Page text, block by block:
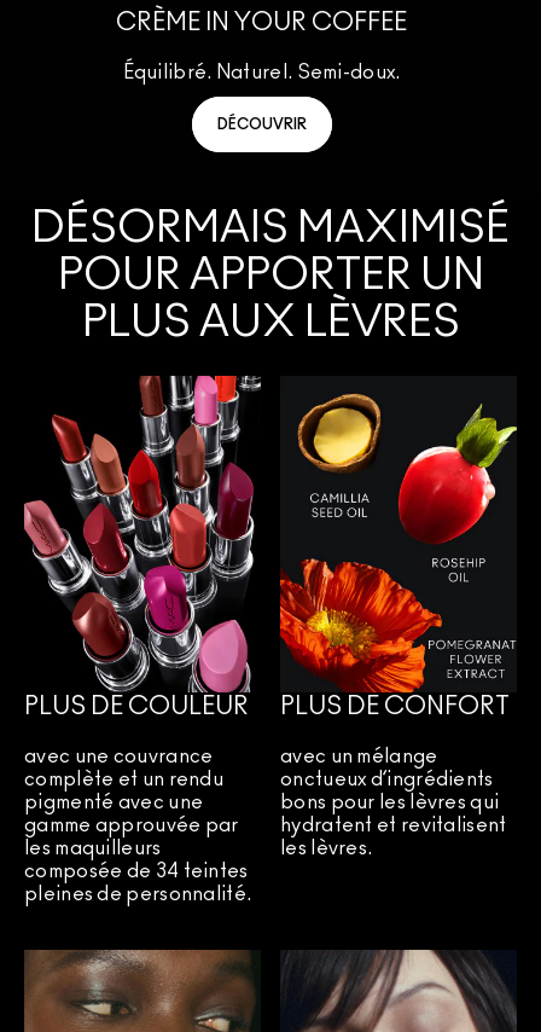
CRÈME IN YOUR COFFEE
Équilibré. Naturel. Semi-doux.
DÉCOUVRIR
DÉSORMAIS MAXIMISÉ
POUR APPORTER UN
PLUS AUX LÈVRES
PLUS DE COULEUR
avec une couvrance
complète et un rendu
pigmenté avec une
gamme approuvée par
les maquilleurs
composée de 34 teintes
pleines de personnalité.
PLUS DE CONFORT
avec un mélange
onctueux d’ingrédients
bons pour les lèvres qui
hydratent et revitalisent
les lèvres.